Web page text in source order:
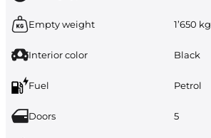
Empty weight 1’650 kg
Interior color Black
Fuel Petrol
Doors 5